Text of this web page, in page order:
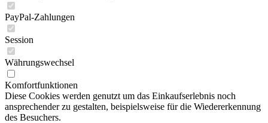
PayPal-Zahlungen
Session
Währungswechsel
Komfortfunktionen
Diese Cookies werden genutzt um das Einkaufserlebnis noch
ansprechender zu gestalten, beispielsweise für die Wiedererkennung
des Besuchers.